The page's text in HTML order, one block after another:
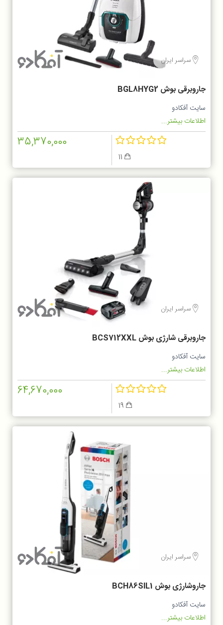
سراسر ایران
جاروبرقی بوش BGL8HYG2
سایت آفکادو
اطلاعات بیشتر...
11
35,370,000
سراسر ایران
جاروبرقی شارژی بوش BCS712XXL
سایت آفکادو
اطلاعات بیشتر...
19
64,670,000
سراسر ایران
جاروشارژی بوش BCH86SIL1
سایت آفکادو
اطلاعات بیشتر...